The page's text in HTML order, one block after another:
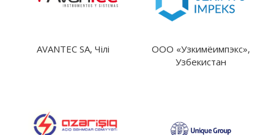
AVANTEC SA, Чілі
ООО «Узкимёимпэкс»,
Узбекистан